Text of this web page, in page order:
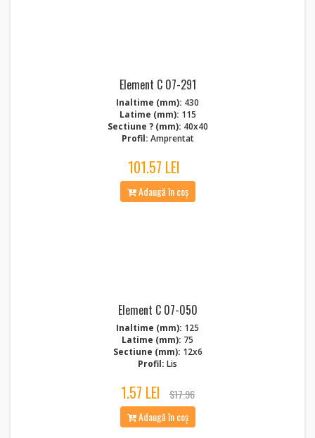
Element C 07-291
Inaltime (mm): 430
Latime (mm): 115
Sectiune ? (mm): 40x40
Profil: Amprentat
101.57 LEI
Adaugă în coș
Element C 07-050
Inaltime (mm): 125
Latime (mm): 75
Sectiune (mm): 12x6
Profil: Lis
1.57 LEI
$17.96
Adaugă în coș